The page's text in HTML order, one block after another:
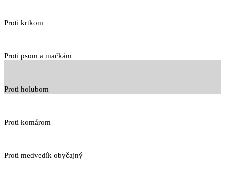
Proti krtkom
Proti psom a mačkám
Proti holubom
Proti komárom
Proti medvedík obyčajný